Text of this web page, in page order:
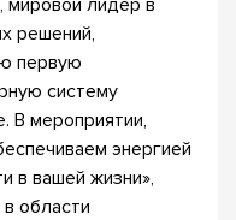
мировой лидер в
решений,
первую
систему
В мероприятии,
энергией
в вашей жизни»,
области